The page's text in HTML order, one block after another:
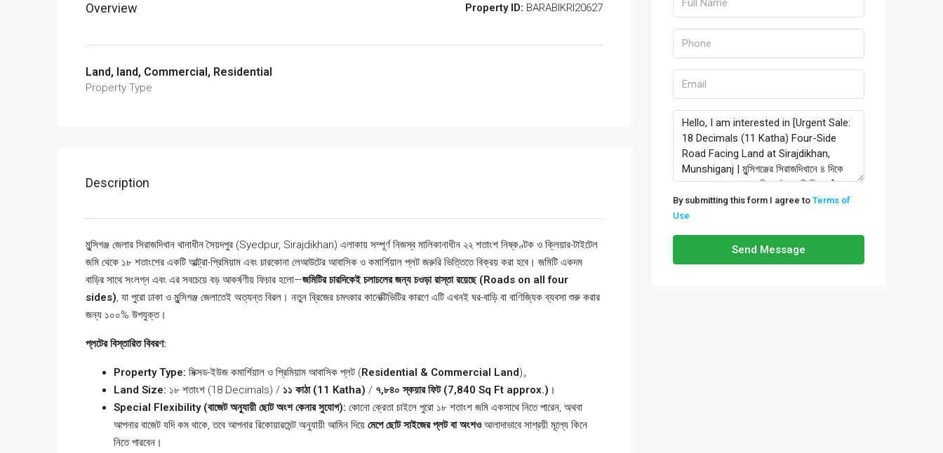
Overview Property ID: BARABIKRI20627
Land, land, Commercial, Residential
Property Type
Description
মুন্সিগঞ্জ জেলার সিরাজদিখান থানাধীন সৈয়দপুর (Syedpur, Sirajdikhan) এলাকায় সম্পূর্ণ নিজস্ব মালিকানাধীন ২২ শতাংশ নিষ্কণ্টক ও ক্লিয়ার-টাইটেল
জমি থেকে ১৮ শতাংশের একটি আল্ট্রা-প্রিমিয়াম এবং চারকোনা লেআউটের আবাসিক ও কমার্শিয়াল প্লট জরুরি ভিত্তিতে বিক্রয় করা হবে। জমিটি একদম
বাড়ির সাথে সংলগ্ন এবং এর সবচেয়ে বড় আকর্ষণীয় ফিচার হলো—জমিটির চারদিকেই চলাচলের জন্য চওড়া রাস্তা রয়েছে (Roads on all four
sides), যা পুরো ঢাকা ও মুন্সিগঞ্জ জেলাতেই অত্যন্ত বিরল। নতুন ব্রিজের চমৎকার কানেক্টিভিটির কারণে এটি এখনই ঘর-বাড়ি বা বাণিজ্যিক ব্যবসা শুরু করার
জন্য ১০০% উপযুক্ত।
প্লটের বিস্তারিত বিবরণ:
Property Type: মিক্সড-ইউজ কমার্শিয়াল ও প্রিমিয়াম আবাসিক প্লট (Residential & Commercial Land)。
Land Size: ১৮ শতাংশ (18 Decimals) / ১১ কাঠা (11 Katha) / ৭,৮৪০ স্কয়ার ফিট (7,840 Sq Ft approx.) ।
Special Flexibility (বাজেট অনুযায়ী ছোট অংশ কেনার সুযোগ): কোনো ক্রেতা চাইলে পুরো ১৮ শতাংশ জমি একসাথে নিতে পারেন, অথবা
আপনার বাজেট যদি কম থাকে, তবে আপনার রিকোয়ারমেন্ট অনুযায়ী আমিন দিয়ে মেপে ছোট সাইজের প্লট বা অংশওআলাদাভাবে সাশ্রয়ী মূল্যে কিনে
নিতে পারবেন।
By submitting this form I agree to Terms of
Use
Send Message